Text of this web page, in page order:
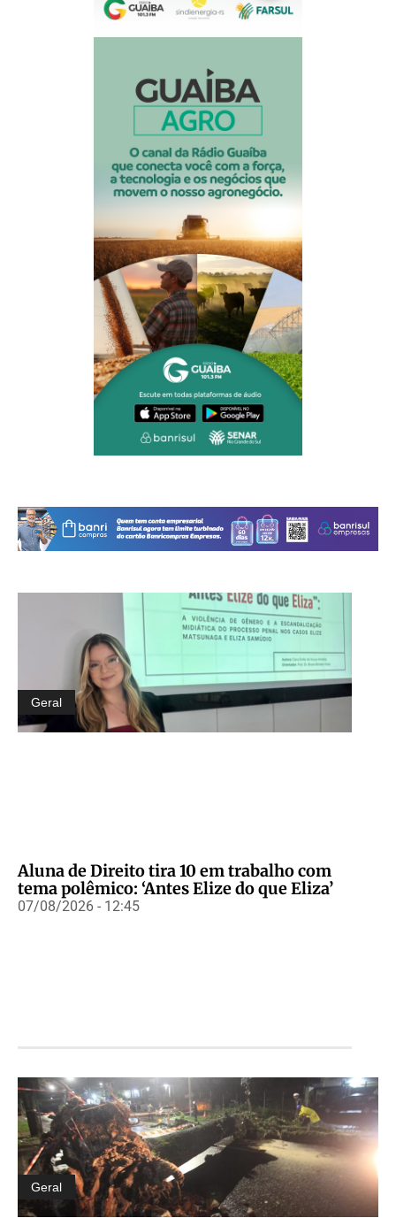
Geral
Aluna de Direito tira 10 em trabalho com
tema polêmico: ‘Antes Elize do que Eliza’
07/08/2026 - 12:45
Geral